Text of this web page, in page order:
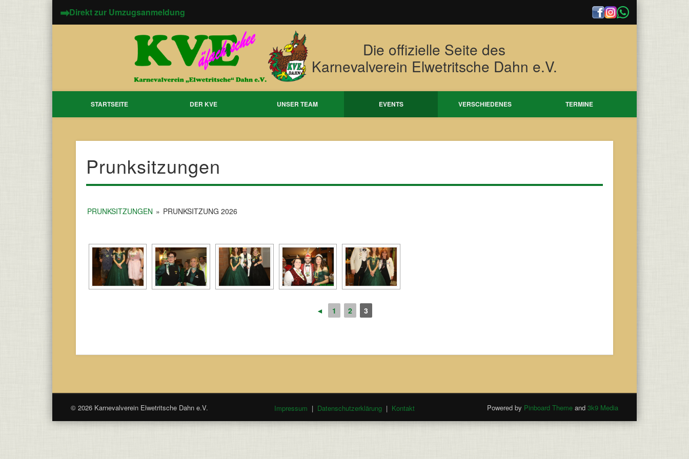
➡Direkt zur Umzugsanmeldung
Die offizielle Seite des
Karnevalverein Elwetritsche Dahn e.V.
STARTSEITE DER KVE UNSER TEAM EVENTS VERSCHIEDENES TERMINE
Prunksitzungen
PRUNKSITZUNGEN » PRUNKSITZUNG 2026
◄ 1 2 3
© 2026 Karnevalverein Elwetritsche Dahn e.V. Impressum | Datenschutzerklärung | Kontakt Powered by Pinboard Themeand 3k9 Media